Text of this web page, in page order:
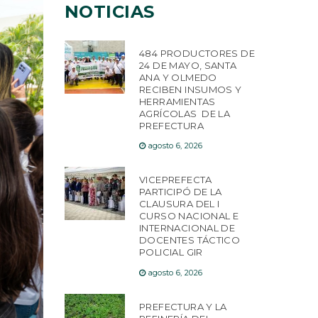
NOTICIAS
484 PRODUCTORES DE
24 DE MAYO, SANTA
ANA Y OLMEDO
RECIBEN INSUMOS Y
HERRAMIENTAS
AGRÍCOLAS DE LA
PREFECTURA
agosto 6, 2026
VICEPREFECTA
PARTICIPÓ DE LA
CLAUSURA DEL I
CURSO NACIONAL E
INTERNACIONAL DE
DOCENTES TÁCTICO
POLICIAL GIR
agosto 6, 2026
PREFECTURA Y LA